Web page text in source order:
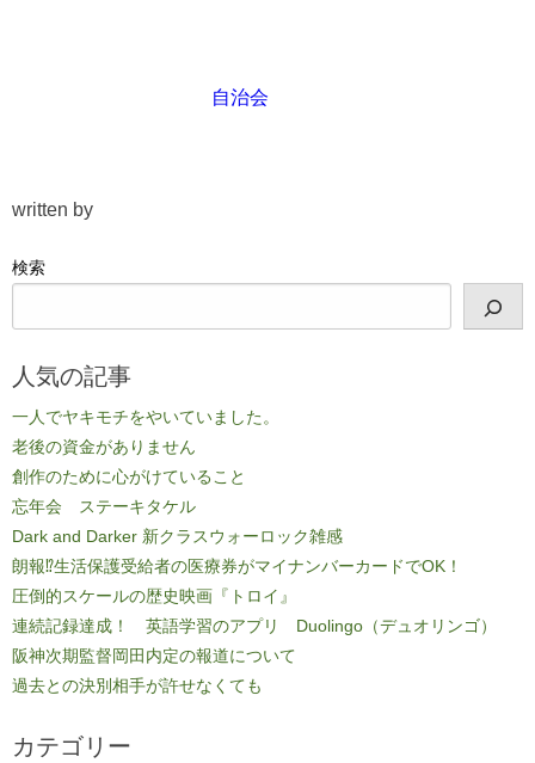
自治会
written by
検索
人気の記事
一人でヤキモチをやいていました。
老後の資金がありません
創作のために心がけていること
忘年会 ステーキタケル
Dark and Darker 新クラスウォーロック雑感
朗報⁉生活保護受給者の医療券がマイナンバーカードでOK！
圧倒的スケールの歴史映画『トロイ』
連続記録達成！ 英語学習のアプリ Duolingo（デュオリンゴ）
阪神次期監督岡田内定の報道について
過去との決別相手が許せなくても
カテゴリー